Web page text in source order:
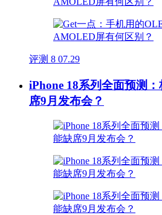
评测 8 07.29
iPhone 18系列全面预测
席9月发布会？